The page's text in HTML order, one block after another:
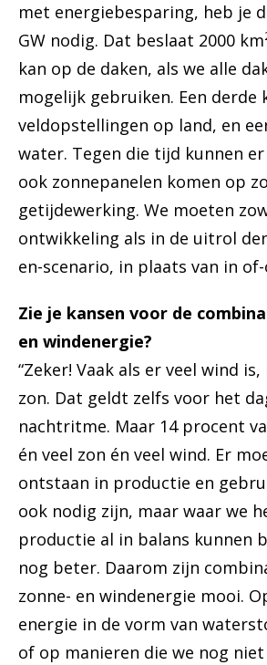
met energiebesparing, heb je
GW nodig. Dat beslaat 2000 km
kan op de daken, als we alle
mogelijk gebruiken. Een derde
veldopstellingen op land, en
water. Tegen die tijd kunnen
ook zonnepanelen komen op
getijdewerking. We moeten
ontwikkeling als in de uitrol
en-scenario, in plaats van in of-
Zie je kansen voor de
en windenergie?
“Zeker! Vaak als er veel wind
zon. Dat geldt zelfs voor het
nachtritme. Maar 14 procent
én veel zon én veel wind. Er
ontstaan in productie en
ook nodig zijn, maar waar we
productie al in balans kunnen
nog beter. Daarom zijn
zonne- en windenergie mooi.
energie in de vorm van
of op manieren die we nog niet